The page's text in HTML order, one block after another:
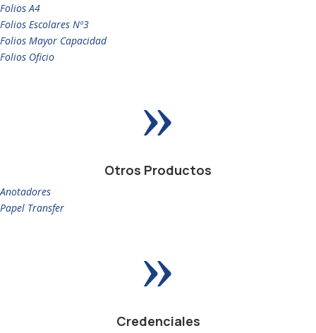
Folios A4
Folios Escolares Nº3
Folios Mayor Capacidad
Folios Oficio
»
Otros Productos
Anotadores
Papel Transfer
»
Credenciales